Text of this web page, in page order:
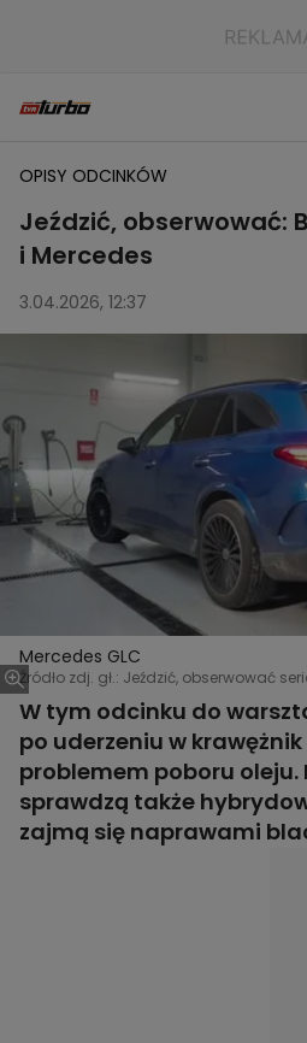
OPISY ODCINKÓW
Jeździć, obserwować:
i Mercedes
3.04.2026, 12:37
Mercedes GLC
Źródło zdj. gł.: Jeździć, obserwować
W tym odcinku do
po uderzeniu w krawężnik
problemem poboru oleju.
sprawdzą także
zajmą się naprawami